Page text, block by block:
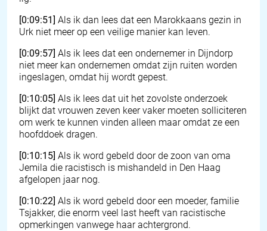
[0:09:51] Als ik dan lees dat een Marokkaans gezin in
Urk niet meer op een veilige manier kan leven.
[0:09:57] Als ik lees dat een ondernemer in Dijndorp
niet meer kan ondernemen omdat zijn ruiten worden
ingeslagen, omdat hij wordt gepest.
[0:10:05] Als ik lees dat uit het zovolste onderzoek
blijkt dat vrouwen zeven keer vaker moeten solliciteren
om werk te kunnen vinden alleen maar omdat ze een
hoofddoek dragen.
[0:10:15] Als ik word gebeld door de zoon van oma
Jemila die racistisch is mishandeld in Den Haag
afgelopen jaar nog.
[0:10:22] Als ik word gebeld door een moeder, familie
Tsjakker, die enorm veel last heeft van racistische
opmerkingen vanwege haar achtergrond.